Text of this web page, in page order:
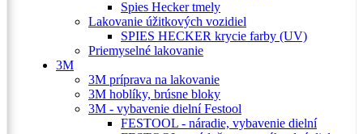
Spies Hecker tmely
Lakovanie úžitkových vozidiel
SPIES HECKER krycie farby (UV)
Priemyselné lakovanie
3M
3M príprava na lakovanie
3M hoblíky, brúsne bloky
3M - vybavenie dielní Festool
FESTOOL - náradie, vybavenie dielní